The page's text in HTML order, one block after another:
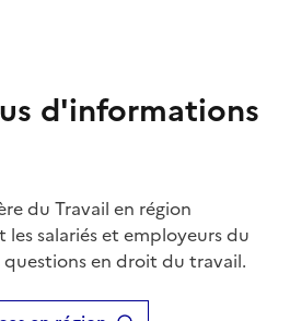
d'informations
du Travail en région
salariés et employeurs du
en droit du travail.